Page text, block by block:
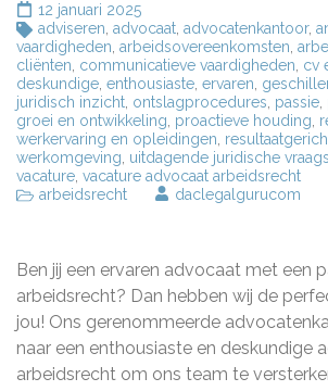
12 januari 2025
adviseren advocaat advocatenkantoor,
vaardigheden arbeidsovereenkomsten
cliënten communicatieve vaardigheden cv
deskundige enthousiaste ervaren
juridisch inzicht ontslagprocedures passie
groei en ontwikkeling proactieve houding
werkervaring en opleidingen
werkomgeving uitdagende juridische
vacature vacature advocaat arbeidsrecht
arbeidsrecht
daclegalgurucom
Ben jij een ervaren advocaat met een
arbeidsrecht? Dan hebben wij de
jou! Ons gerenommeerde
naar een enthousiaste en deskundige
arbeidsrecht om ons team te